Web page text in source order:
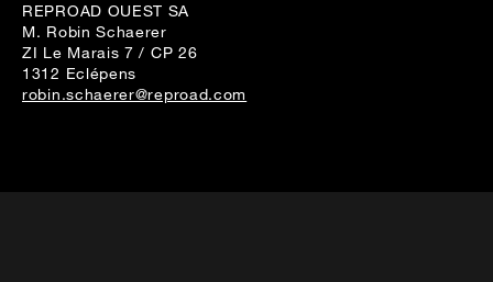
REPROAD OUEST SA
M. Robin Schaerer
ZI Le Marais 7 / CP 26
1312 Eclépens
robin.schaerer@reproad.com